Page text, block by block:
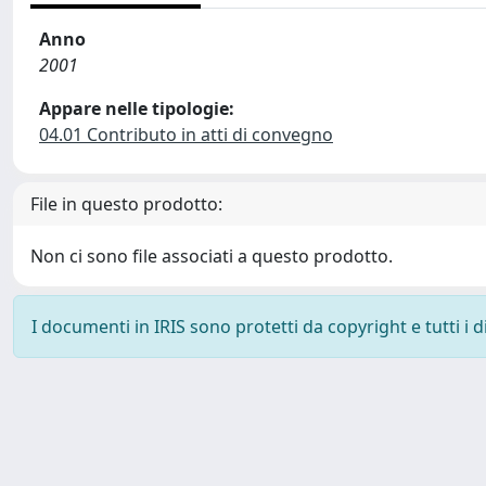
Anno
2001
Appare nelle tipologie:
04.01 Contributo in atti di convegno
File in questo prodotto:
Non ci sono file associati a questo prodotto.
I documenti in IRIS sono protetti da copyright e tutti i